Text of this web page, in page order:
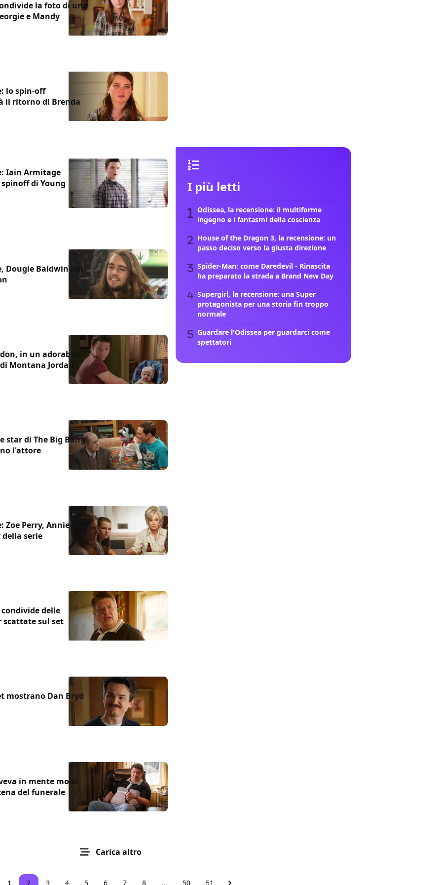
la foto di una
e Mandy
lo spin-off
il ritorno di Brenda
Iain Armitage
di Young
Dougie Baldwin nel
in un adorabile
Montana Jordan
star di The Big Bang
l'attore
Zoe Perry, Annie
della serie
condivide delle
scattate sul set
mostrano Dan Bryd
in mente molti
del funerale
I più letti
Odissea, la recensione: il multiforme
ingegno e i fantasmi della coscienza
House of the Dragon 3, la recensione: un
passo deciso verso la giusta direzione
Spider-Man: come Daredevil - Rinascita
ha preparato la strada a Brand New Day
Supergirl, la recensione: una Super
protagonista per una storia fin troppo
normale
Guardare l'Odissea per guardarci come
spettatori
Carica altro
1 2 3 4 5 6 7 8 ... 50 51